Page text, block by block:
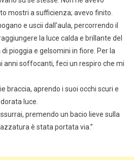
mostri a sufficienza; avevo finito.
e uscii dall’aula, percorrendo il
la luce calda e brillante del
pioggia e gelsomini in fiore. Per la
anni soffocanti, feci un respiro che mi
braccia, aprendo i suoi occhi scuri e
luce.
premendo un bacio lieve sulla
è stata portata via.”